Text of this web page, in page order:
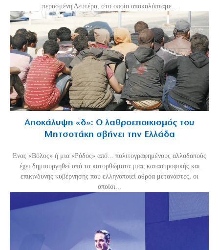
περασμένη Δευτέρα, στο οποίο αποκαλύπταμε...
Αποκάλυψη «δ»: Ο λαθροεποικισμός του
Μητσοτάκη σβήνει την Ελλάδα
Ενας «Βόλος» ή μια «Ρόδος» από... πολιτογραφημένους αλλοδαπούς
έχει δημιουργηθεί από τα κατορθώματα μιας καταστροφικής και
επικίνδυνης κυβέρνησης που ελληνοποιεί αθρόα μετανάστες, οι
οποίοι...